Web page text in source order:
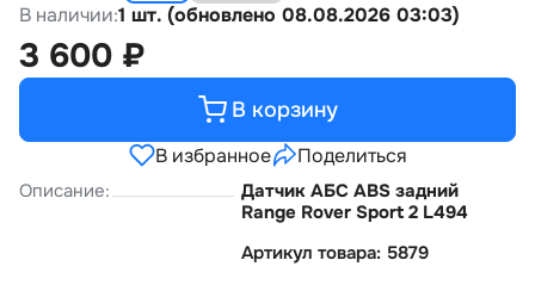
В наличии:1 шт. (обновлено 08.08.2026 03:03)
3 600 ₽
В корзину
В избранное Поделиться
Описание:
Датчик АБС ABS задний
Range Rover Sport 2 L494
Артикул товара: 5879